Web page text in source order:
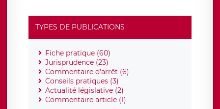
TYPES DE PUBLICATIONS
Fiche pratique (60)
Jurisprudence (23)
Commentaire d'arrêt (6)
Conseils pratiques (3)
Actualité législative (2)
Commentaire article (1)